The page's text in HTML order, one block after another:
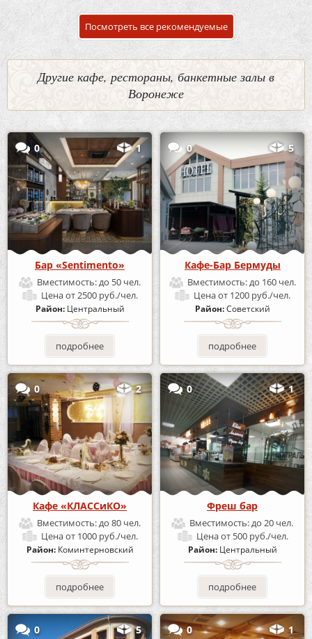
Посмотреть все рекомендуемые
Другие кафе, рестораны, банкетные залы в
Воронеже
0 1
Бар «Sentimento»
Вместимость:до 50 чел.
Ценаот 2500 руб./чел.
Район: Центральный
подробнее
0 5
Кафе-Бар Бермуды
Вместимость:до 160 чел.
Ценаот 1200 руб./чел.
Район:Советский
подробнее
0 2
Кафе «КЛАССиКО»
Вместимость:до 80 чел.
Ценаот 1000 руб./чел.
Район: Коминтерновский
подробнее
0 1
Фреш бар
Вместимость:до 20 чел.
Ценаот 500 руб./чел.
Район: Центральный
подробнее
0 5 0 1